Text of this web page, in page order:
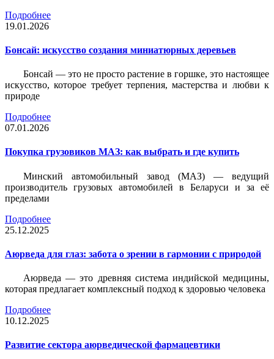
Подробнее
19.01.2026
Бонсай: искусство создания миниатюрных деревьев
Бонсай — это не просто растение в горшке, это настоящее
искусство, которое требует терпения, мастерства и любви к
природе
Подробнее
07.01.2026
Покупка грузовиков МАЗ: как выбрать и где купить
Минский автомобильный завод (МАЗ) — ведущий
производитель грузовых автомобилей в Беларуси и за её
пределами
Подробнее
25.12.2025
Аюрведа для глаз: забота о зрении в гармонии с природой
Аюрведа — это древняя система индийской медицины,
которая предлагает комплексный подход к здоровью человека
Подробнее
10.12.2025
Развитие сектора аюрведической фармацевтики